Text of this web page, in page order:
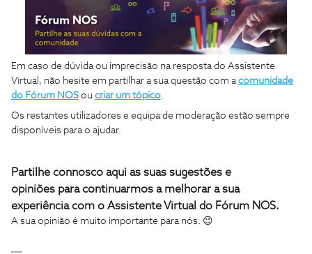
Em caso de dúvida ou imprecisão na resposta do Assistente
Virtual, não hesite em partilhar a sua questão com acomunidade
do Fórum NOS ou criar um tópico.
Os restantes utilizadores e equipa de moderação estão sempre
disponíveis para o ajudar.
Partilhe connosco aqui as suas sugestões e
opiniões para continuarmos a melhorar a sua
experiência com o Assistente Virtual do Fórum NOS.
A sua opinião é muito importante para nós. 😉